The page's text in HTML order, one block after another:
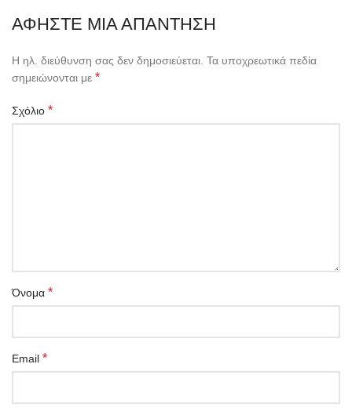
ΑΦΉΣΤΕ ΜΙΑ ΑΠΆΝΤΗΣΗ
Η ηλ. διεύθυνση σας δεν δημοσιεύεται. Τα υποχρεωτικά πεδία
σημειώνονται με *
Σχόλιο *
Όνομα *
Email *